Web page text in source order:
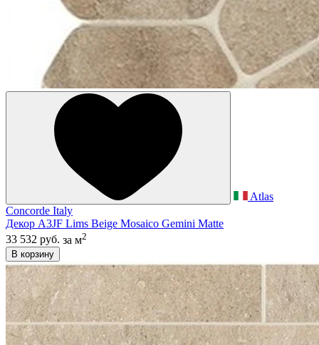
Atlas
Concorde Italy
Декор A3JF Lims Beige Mosaico Gemini Matte
33 532 руб. за м2
В корзину